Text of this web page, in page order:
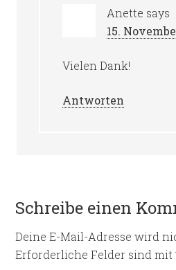
Anette says
15.
Vielen Dank!
Antworten
Schreibe einen
Deine E-Mail-Adresse wird
Erforderliche Felder sind mit